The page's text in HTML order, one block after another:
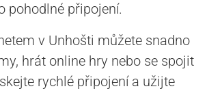
pohodlné připojení.
v Unhošti můžete snadno
hrát online hry nebo se spojit
rychlé připojení a užijte